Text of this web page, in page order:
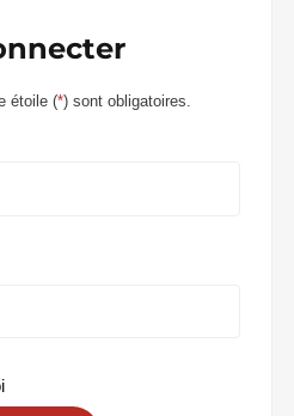
étoile (*) sont obligatoires.